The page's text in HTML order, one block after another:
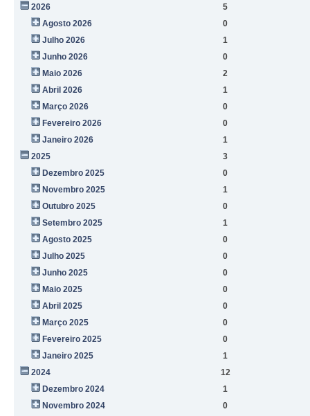
2026
5
Agosto 2026
0
Julho 2026
1
Junho 2026
0
Maio 2026
2
Abril 2026
1
Março 2026
0
Fevereiro 2026
0
Janeiro 2026
1
2025
3
Dezembro 2025
0
Novembro 2025
1
Outubro 2025
0
Setembro 2025
1
Agosto 2025
0
Julho 2025
0
Junho 2025
0
Maio 2025
0
Abril 2025
0
Março 2025
0
Fevereiro 2025
0
Janeiro 2025
1
2024
12
Dezembro 2024
1
Novembro 2024
0